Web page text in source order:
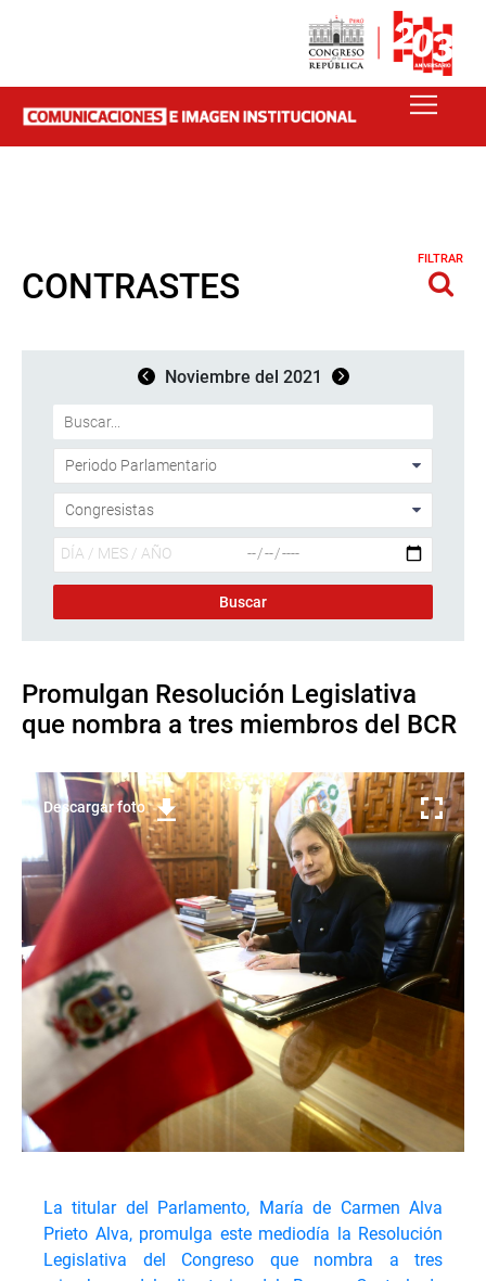
CONTRASTES
FILTRAR
Noviembre del 2021
Promulgan Resolución Legislativa
que nombra a tres miembros del BCR
Descargar foto
La titular del Parlamento, María de Carmen Alva
Prieto Alva, promulga este mediodía la Resolución
Legislativa del Congreso que nombra a tres